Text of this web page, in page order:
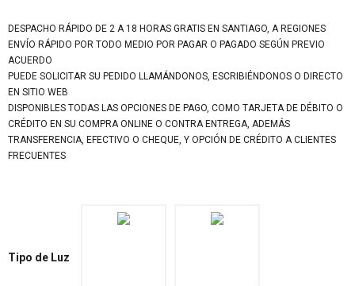
DESPACHO RÁPIDO DE 2 A 18 HORAS GRATIS EN SANTIAGO, A REGIONES
ENVÍO RÁPIDO POR TODO MEDIO POR PAGAR O PAGADO SEGÚN PREVIO
ACUERDO
PUEDE SOLICITAR SU PEDIDO LLAMÁNDONOS, ESCRIBIÉNDONOS O DIRECTO
EN SITIO WEB
DISPONIBLES TODAS LAS OPCIONES DE PAGO, COMO TARJETA DE DÉBITO O
CRÉDITO EN SU COMPRA ONLINE O CONTRA ENTREGA, ADEMÁS
TRANSFERENCIA, EFECTIVO O CHEQUE, Y OPCIÓN DE CRÉDITO A CLIENTES
FRECUENTES
Tipo de Luz